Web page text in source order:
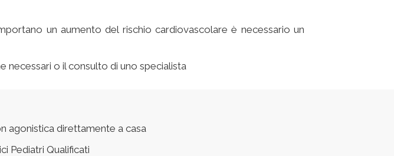
un aumento del rischio cardiovascolare è necessario un
necessari o il consulto di uno specialista
agonistica direttamente a casa
Pediatri Qualificati